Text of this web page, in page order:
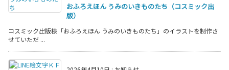
おふろえほん うみのいきものたち（コスミック出
版）
コスミック出版様「おふろえほん うみのいきものたち」のイラストを制作さ
せていただ ...